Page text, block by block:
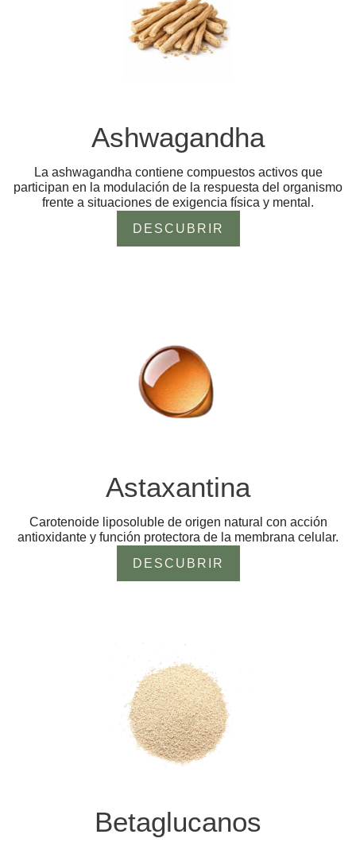
Ashwagandha
La ashwagandha contiene compuestos activos que
participan en la modulación de la respuesta del organismo
frente a situaciones de exigencia física y mental.
DESCUBRIR
Astaxantina
Carotenoide liposoluble de origen natural con acción
antioxidante y función protectora de la membrana celular.
DESCUBRIR
Betaglucanos